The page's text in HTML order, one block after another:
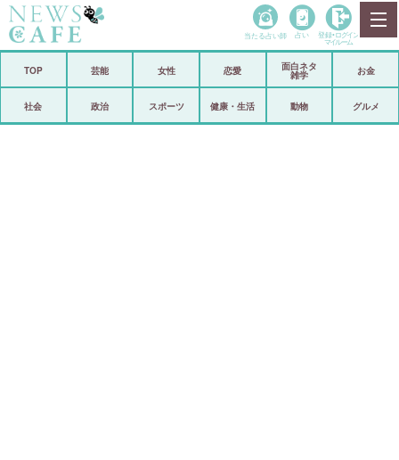
政治
当たる占い師 占い 登録• ログイン
マイルーム
TOP 芸能 女性 恋愛
面白ネタ
雑学
お金
社会 政治 スポーツ 健康・生活 動物 グルメ